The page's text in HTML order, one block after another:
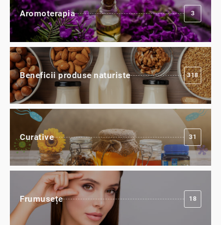
Aromoterapia 3
Beneficii produse naturiste 318
Curative 31
Frumusețe 18